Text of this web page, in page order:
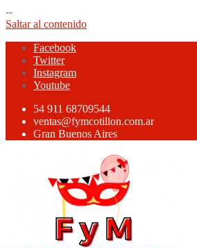
--
Saltar al contenido
Facebook
Twitter
Instagram
Youtube
54 911 68709544
ventas@fymcotillon.com.ar
Gran Buenos Aires